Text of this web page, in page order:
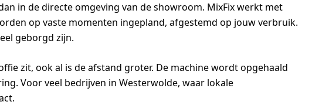
in de directe omgeving van de showroom. MixFix werkt met
op vaste momenten ingepland, afgestemd op jouw verbruik.
geborgd zijn.
zit, ook al is de afstand groter. De machine wordt opgehaald
Voor veel bedrijven in Westerwolde, waar lokale